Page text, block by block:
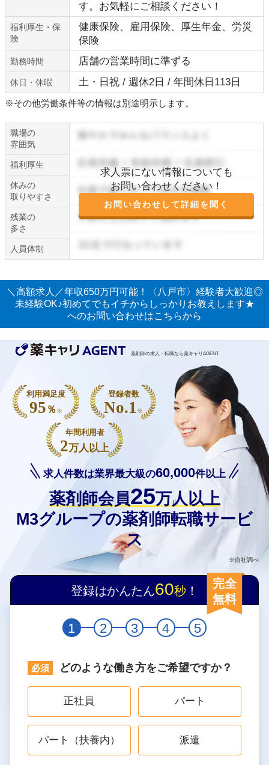
す。お気軽にご相談ください！
福利厚生・保
険
健康保険、雇用保険、厚生年金、労災
保険
勤務時間 店舗の営業時間に準ずる
休日・休暇 土・日祝 / 週休2日 / 年間休日113日
※その他労働条件等の情報は別途明示します。
職場の
雰囲気
求人票にない情報についても
お問い合わせください！
お問い合わせして詳細を聞く
福利厚生
休みの
取りやすさ
残業の
多さ
人員体制
＼高額求人／年収650万円可能！〈八戸市〉経験者大歓迎◎
未経験OK♪初めてでもイチからしっかりお教えします★
へのお問い合わせはこちらから
薬剤師の求人・転職なら薬キャリAGENT
求人件数は業界最大級の60,000件以上
薬剤師会員25万人以上
M3グループの薬剤師転職サービ
ス
※自社調べ
利用満足度
95 ％ ※
登録者数
No.1 ※
年間利用者
2万人以上
登録はかんたん60秒 ！
完全
無料
1 2 3 4 5
どのような働き方をご希望ですか？
正社員 パート
パート（扶養内） 派遣